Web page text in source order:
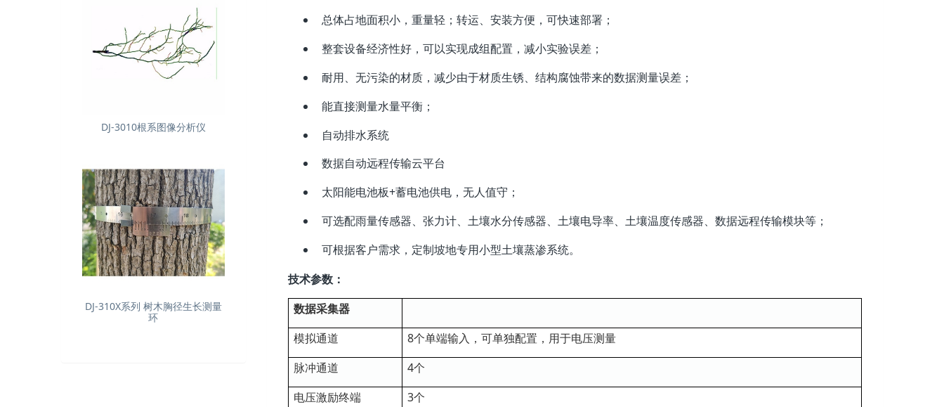
总体占地面积小，重量轻；转运、安装方便，可快速部署；
整套设备经济性好，可以实现成组配置，减小实验误差；
耐用、无污染的材质，减少由于材质生锈、结构腐蚀带来的数据测量误差；
能直接测量水量平衡；
自动排水系统
数据自动远程传输云平台
太阳能电池板+蓄电池供电，无人值守；
可选配雨量传感器、张力计、土壤水分传感器、土壤电导率、土壤温度传感器、数据远程传输模块等；
可根据客户需求，定制坡地专用小型土壤蒸渗系统。
技术参数：
数据采集器
模拟通道
8个单端输入，可单独配置，用于电压测量
脉冲通道
4个
电压激励终端
3个
DJ-3010根系图像分析仪
DJ-310X系列 树木胸径生长测量
环